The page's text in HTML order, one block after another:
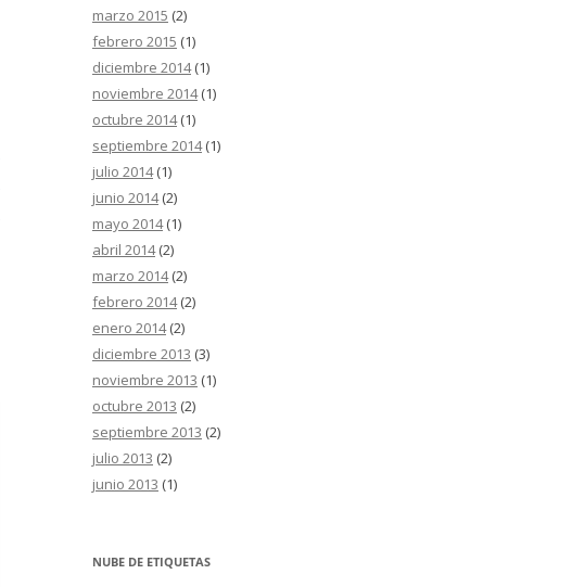
marzo 2015 (2)
febrero 2015 (1)
diciembre 2014(1)
noviembre 2014(1)
octubre 2014(1)
septiembre 2014(1)
julio 2014(1)
junio 2014(2)
mayo 2014(1)
abril 2014(2)
marzo 2014(2)
febrero 2014(2)
enero 2014(2)
diciembre 2013 (3)
noviembre 2013 (1)
octubre 2013 (2)
septiembre 2013 (2)
julio 2013 (2)
junio 2013 (1)
NUBE DE ETIQUETAS